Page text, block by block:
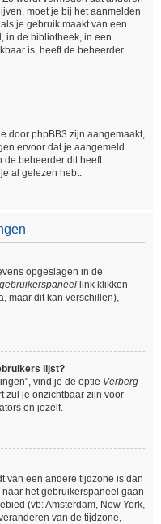
moet je bij het aanmelden
je gebruik maakt van een
in de bibliotheek, in een
is, heeft de beheerder
door phpBB3 zijn aangemaakt,
ervoor dat je aangemeld
de beheerder dit heeft
al gelezen hebt.
opgeslagen in de
gebruikerspaneel link klikken
maar dit kan verschillen),
lijst?
vind je de optie Verberg
zul je onzichtbaar zijn voor
en jezelf.
van een andere tijdzone is dan
het gebruikerspaneel gaan
(vb: Amsterdam, New York,
van de tijdzone,